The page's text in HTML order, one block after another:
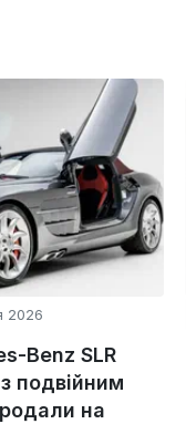
2026
Benz SLR
подвійним
на